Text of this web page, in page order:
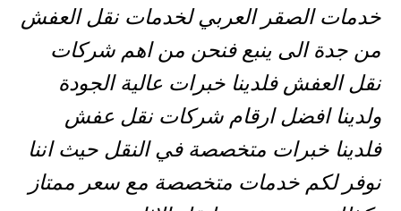
خدمات الصقر العربي لخدمات نقل العفش
من جدة الى ينبع فنحن من اهم شركات
نقل العفش فلدينا خبرات عالية الجودة
ولدينا افضل ارقام شركات نقل عفش
فلدينا خبرات متخصصة في النقل حيث اننا
نوفر لكم خدمات متخصصة مع سعر ممتاز